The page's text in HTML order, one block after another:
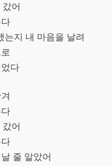
어
는지 내 마음을 날려
다
어
줄 알았어